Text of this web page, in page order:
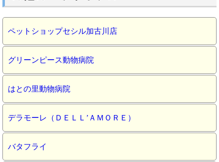
ペットショップセシル加古川店
グリーンピース動物病院
はとの里動物病院
デラモーレ（ＤＥＬＬ’ＡＭＯＲＥ）
バタフライ